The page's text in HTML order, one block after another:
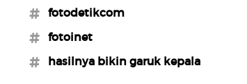
#fotodetikcom
#fotoinet
#hasilnya bikin garuk kepala